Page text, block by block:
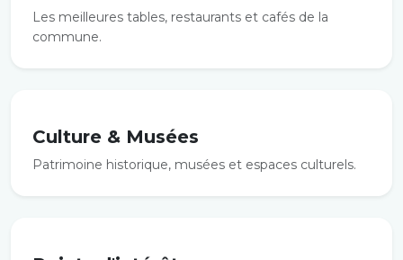
Les meilleures tables, restaurants et cafés de la
commune.
Culture & Musées
Patrimoine historique, musées et espaces culturels.